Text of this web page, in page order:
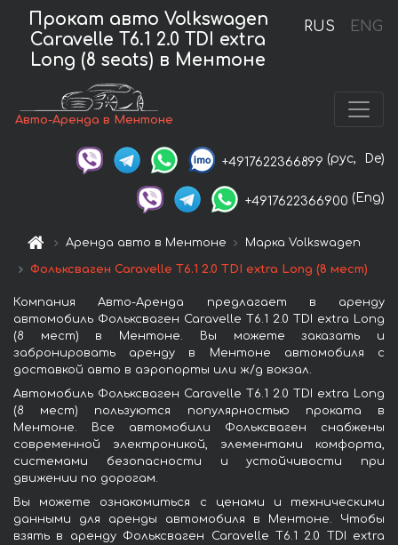
RUS ENG
Прокат авто Volkswagen
Caravelle T6.1 2.0 TDI extra
Long (8 seats) в Ментоне
Авто-Аренда в Ментоне
+4917622366899 (рус, De)
+4917622366900 (Eng)
Аренда авто в Ментоне Марка Volkswagen
Фольксваген Caravelle T6.1 2.0 TDI extra Long (8 мест)
Компания Авто-Аренда предлагает в аренду
автомобиль Фольксваген Caravelle T6.1 2.0 TDI extra Long
(8 мест) в Ментоне. Вы можете заказать и
забронировать аренду в Ментоне автомобиля с
доставкой авто в аэропорты или ж/д вокзал.
Автомобиль Фольксваген Caravelle T6.1 2.0 TDI extra Long
(8 мест) пользуются популярностью проката в
Ментоне. Все автомобили Фольксваген снабжены
современной электроникой, элементами комфорта,
системами безопасности и устойчивости при
движении по дорогам.
Вы можете ознакомиться с ценами и техническими
данными для аренды автомобиля в Ментоне. Чтобы
взять в аренду Фольксваген Caravelle T6.1 2.0 TDI extra